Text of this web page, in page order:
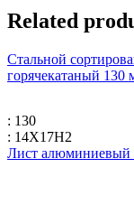
Related
Стальной
горячекатаный 130
: 130
: 14Х17Н2
Лист